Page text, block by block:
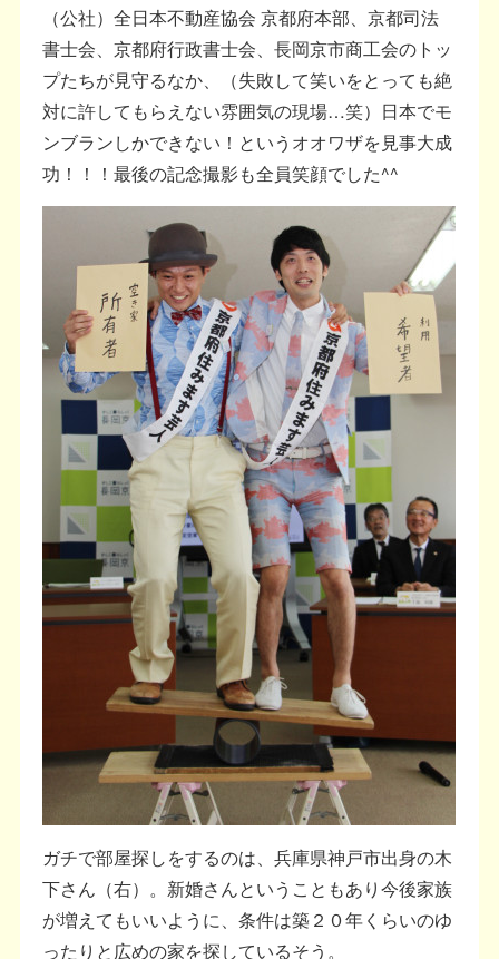
（公社）全日本不動産協会 京都府本部、京都司法
書士会、京都府行政書士会、長岡京市商工会のトッ
プたちが見守るなか、（失敗して笑いをとっても絶
対に許してもらえない雰囲気の現場…笑）日本でモ
ンブランしかできない！というオオワザを見事大成
功！！！最後の記念撮影も全員笑顔でした^^
ガチで部屋探しをするのは、兵庫県神戸市出身の木
下さん（右）。新婚さんということもあり今後家族
が増えてもいいように、条件は築２０年くらいのゆ
ったりと広めの家を探しているそう。